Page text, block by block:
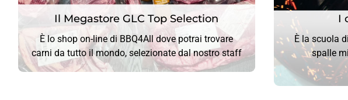
Il Megastore GLC Top Selection
È lo shop on-line di BBQ4All dove potrai trovare
carni da tutto il mondo, selezionate dal nostro staff
Il Megastore GLC Top Selection
CLICCA QUI
I
È la scuola
spalle
I